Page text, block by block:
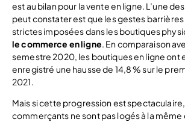
est au bilan pour la vente en ligne. L’une
peut constater est que les gestes
strictes imposées dans les boutiques
le commerce en ligne. En comparaison
semestre 2020, les boutiques en ligne ont
enregistré une hausse de 14,8 % sur le
2021.
Mais si cette progression est
commerçants ne sont pas logés à la même